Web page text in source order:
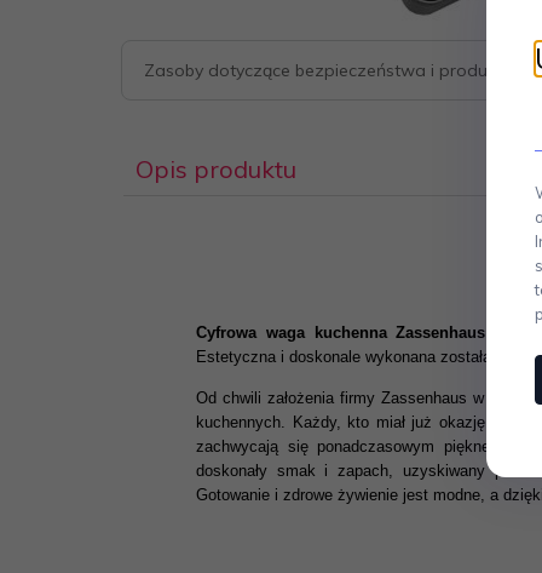
Zasoby dotyczące bezpieczeństwa i produktów
Opis produktu
Cyfrowa waga kuchenna Zassenhaus
Estetyczna i doskonale wykonana została ze
Od chwili założenia firmy Zassenhaus w 1867
kuchennych. Każdy, kto miał już okazję
zachwycają się ponadczasowym pięknem i
doskonały smak i zapach, uzyskiwany
Gotowanie i zdrowe żywienie jest modne, a